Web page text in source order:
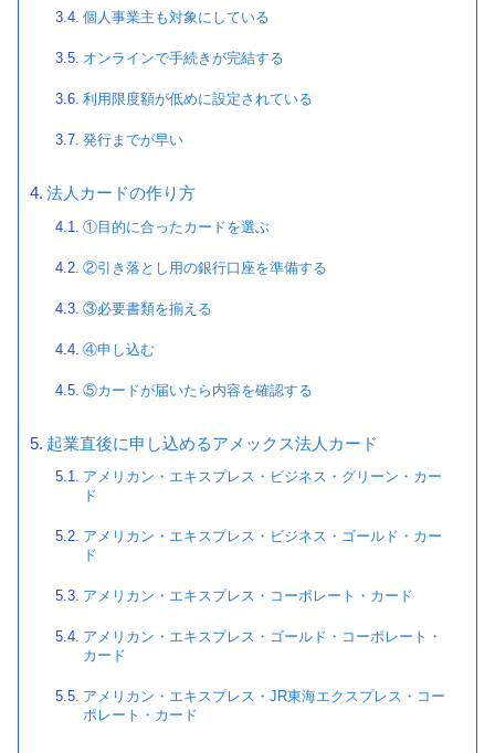
個人事業主も対象にしている
オンラインで手続きが完結する
利用限度額が低めに設定されている
発行までが早い
法人カードの作り方
①目的に合ったカードを選ぶ
②引き落とし用の銀行口座を準備する
③必要書類を揃える
④申し込む
⑤カードが届いたら内容を確認する
起業直後に申し込めるアメックス法人カード
アメリカン・エキスプレス・ビジネス・グリーン・カー
ド
アメリカン・エキスプレス・ビジネス・ゴールド・カー
ド
アメリカン・エキスプレス・コーポレート・カード
アメリカン・エキスプレス・ゴールド・コーポレート・
カード
アメリカン・エキスプレス・JR東海エクスプレス・コー
ポレート・カード